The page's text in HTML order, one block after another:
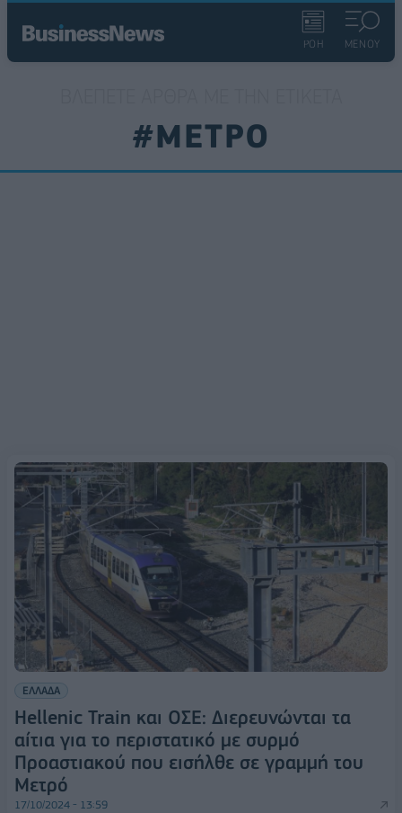
ΡΟΗ ΜΕΝΟΥ
#ΜΕΤΡΟ
ΕΛΛΑΔΑ
Hellenic Train και ΟΣΕ: Διερευνώνται τα
αίτια για το περιστατικό με συρμό
Προαστιακού που εισήλθε σε γραμμή του
Μετρό
17/10/2024 - 13:59